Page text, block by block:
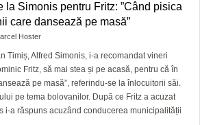
la Simonis pentru Fritz: ”Când pisica
care dansează pe masă”
Hoster
Timiș, Alfred Simonis, i-a recomandat vineri
Fritz, să mai stea și pe acasă, pentru că în
pe masă”, referindu-se la înlocuitorii săi.
pe tema bolovanilor. După ce Fritz a acuzat
i-a răspuns acuzând conducerea municipalității